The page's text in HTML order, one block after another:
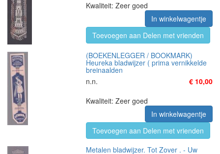
Kwaliteit: Zeer goed
In winkelwagentje
Toevoegen aan Delen met vrienden
(BOEKENLEGGER / BOOKMARK)
Heureka bladwijzer ( prima vernikkelde
breinaalden
n.n.
€ 10,00
Kwaliteit: Zeer goed
In winkelwagentje
Toevoegen aan Delen met vrienden
Metalen bladwijzer. Tot Zover . - Uw